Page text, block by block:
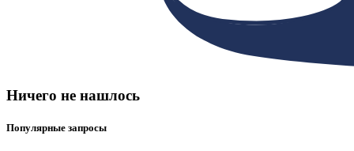
Ничего не нашлось
Популярные запросы